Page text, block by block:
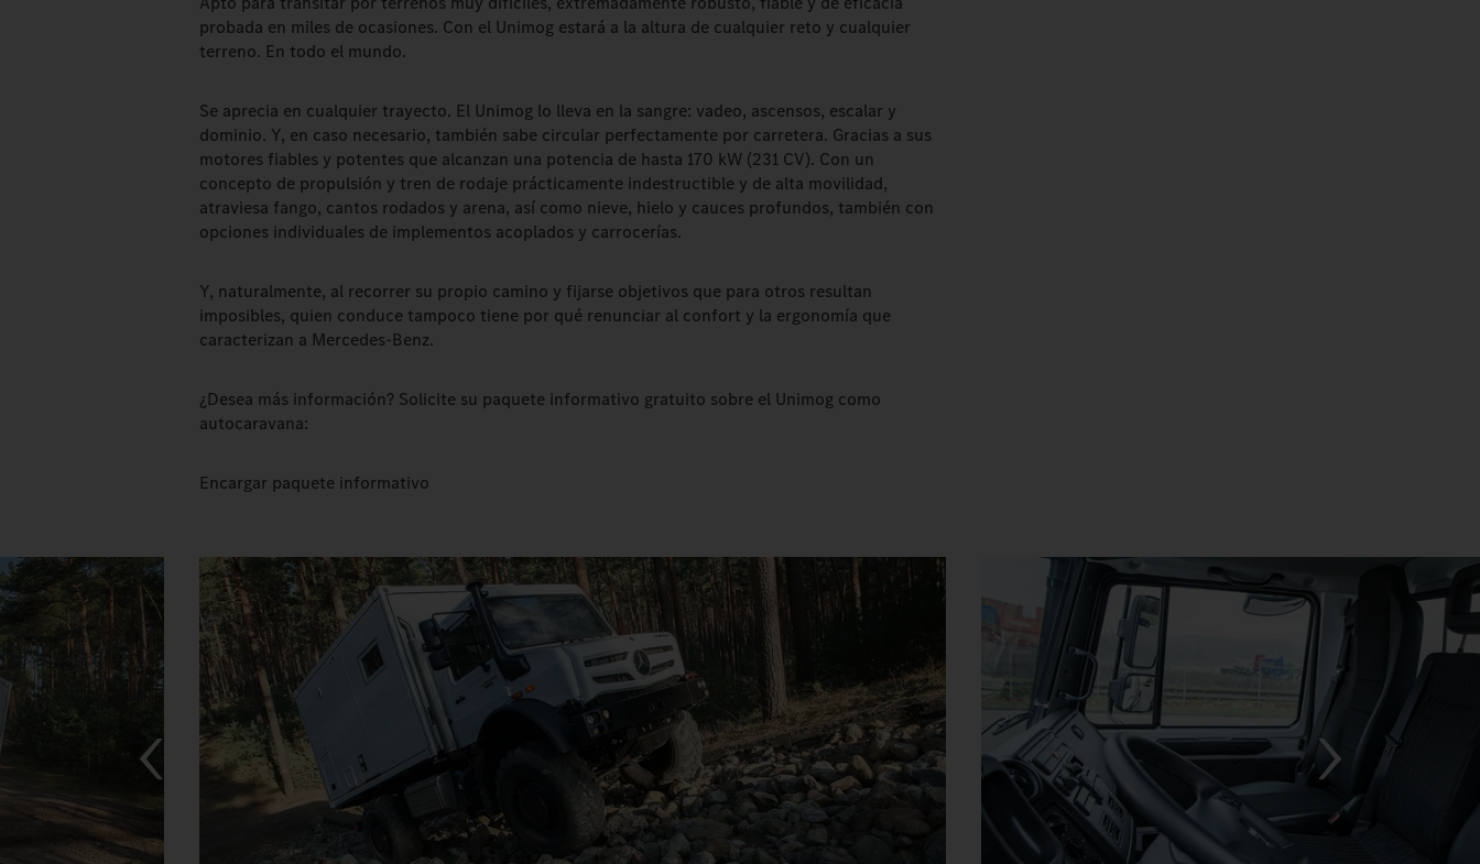
probada en miles de ocasiones. Con el Unimog estará a la altura de cualquier reto y cualquier
terreno. En todo el mundo.
Se aprecia en cualquier trayecto. El Unimog lo lleva en la sangre: vadeo, ascensos, escalar y
dominio. Y, en caso necesario, también sabe circular perfectamente por carretera. Gracias a sus
motores fiables y potentes que alcanzan una potencia de hasta 170 kW (231 CV). Con un
concepto de propulsión y tren de rodaje prácticamente indestructible y de alta movilidad,
atraviesa fango, cantos rodados y arena, así como nieve, hielo y cauces profundos, también con
opciones individuales de implementos acoplados y carrocerías.
Y, naturalmente, al recorrer su propio camino y fijarse objetivos que para otros resultan
imposibles, quien conduce tampoco tiene por qué renunciar al confort y la ergonomía que
caracterizan a Mercedes-Benz.
¿Desea más información? Solicite su paquete informativo gratuito sobre el Unimog como
autocaravana:
Encargar paquete informativo